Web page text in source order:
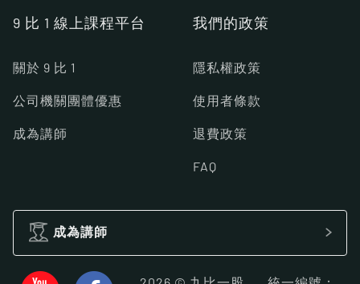
9 比 1 線上課程平台
關於 9 比 1
公司機關團體優惠
成為講師
我們的政策
隱私權政策
使用者條款
退費政策
FAQ
成為講師